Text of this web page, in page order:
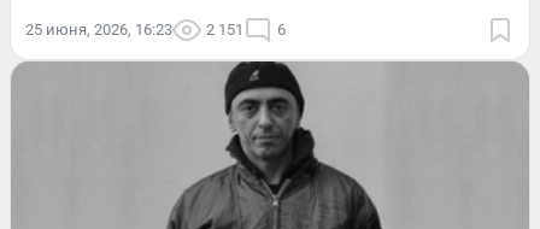
25 июня, 2026, 16:23 2 151 6